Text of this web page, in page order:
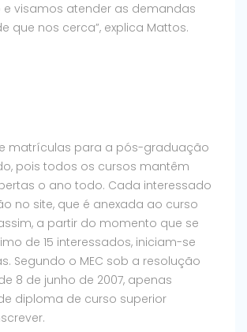
visamos atender as demandas
que nos cerca”, explica Mattos.
matrículas para a pós-graduação
pois todos os cursos mantêm
o ano todo. Cada interessado
no site, que é anexada ao curso
a partir do momento que se
de 15 interessados, iniciam-se
Segundo o MEC sob a resolução
de 8 de junho de 2007, apenas
diploma de curso superior